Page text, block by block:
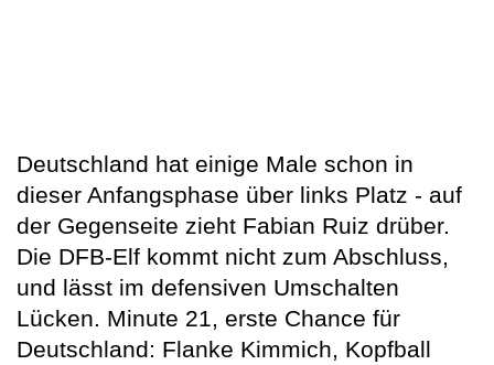
Deutschland hat einige Male schon in
dieser Anfangsphase über links Platz - auf
der Gegenseite zieht Fabian Ruiz drüber.
Die DFB-Elf kommt nicht zum Abschluss,
und lässt im defensiven Umschalten
Lücken. Minute 21, erste Chance für
Deutschland: Flanke Kimmich, Kopfball